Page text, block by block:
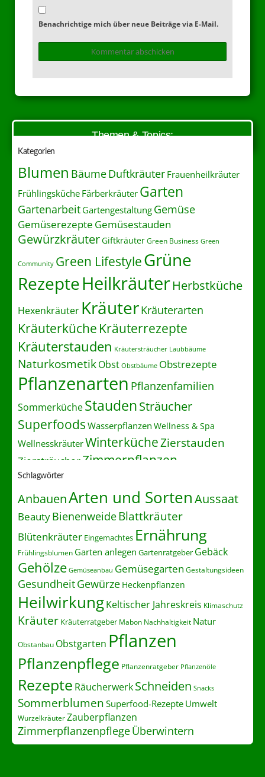
Benachrichtige mich über neue Beiträge via E-Mail.
Themen & Topics:
Kategorien
Blumen BäumeDuftkräuter Frauenheilkräuter
Frühlingsküche Färberkräuter Garten
Gartenarbeit Gartengestaltung Gemüse
Gemüserezepte Gemüsestauden
GewürzkräuterGiftkräuterGreen Business Green
Community Green LifestyleGrüne
RezepteHeilkräuterHerbstküche
Hexenkräuter KräuterKräuterarten
Kräuterküche Kräuterrezepte
Kräuterstauden Kräutersträucher Laubbäume
NaturkosmetikObst Obstbäume Obstrezepte
Pflanzenarten Pflanzenfamilien
SommerkücheStaudenSträucher
Superfoods Wasserpflanzen Wellness & Spa
WellnesskräuterWinterkücheZierstauden
ZiersträucherZimmerpflanzen
Schlagwörter
AnbauenArten und SortenAussaat
BeautyBienenweideBlattkräuter
Blütenkräuter Eingemachtes Ernährung
Frühlingsblumen Garten anlegen Gartenratgeber Gebäck
Gehölze Gemüseanbau Gemüsegarten Gestaltungsideen
GesundheitGewürze Heckenpflanzen
HeilwirkungKeltischer Jahreskreis Klimaschutz
Kräuter Kräuterratgeber Mabon Nachhaltigkeit Natur
Obstanbau Obstgarten Pflanzen
Pflanzenpflege Pflanzenratgeber Pflanzenöle
Rezepte RäucherwerkSchneiden Snacks
Sommerblumen Superfood-Rezepte Umwelt
WurzelkräuterZauberpflanzen
ZimmerpflanzenpflegeÜberwintern